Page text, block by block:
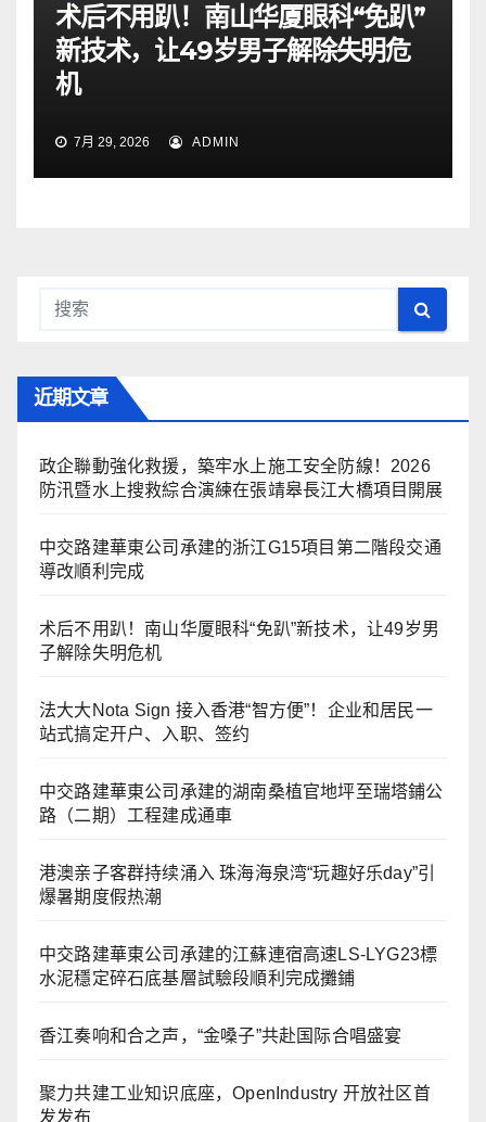
术后不用趴！南山华厦眼科“免趴”
新技术，让49岁男子解除失明危
机
7月 29, 2026 ADMIN
近期文章
政企聯動強化救援，築牢水上施工安全防線！2026
防汛暨水上搜救綜合演練在張靖皋長江大橋項目開展
中交路建華東公司承建的浙江G15項目第二階段交通
導改順利完成
术后不用趴！南山华厦眼科“免趴”新技术，让49岁男
子解除失明危机
法大大Nota Sign 接入香港“智方便”！企业和居民一
站式搞定开户、入职、签约
中交路建華東公司承建的湖南桑植官地坪至瑞塔鋪公
路（二期）工程建成通車
港澳亲子客群持续涌入 珠海海泉湾“玩趣好乐day”引
爆暑期度假热潮
中交路建華東公司承建的江蘇連宿高速LS-LYG23標
水泥穩定碎石底基層試驗段順利完成攤鋪
香江奏响和合之声，“金嗓子”共赴国际合唱盛宴
聚力共建工业知识底座，OpenIndustry 开放社区首
发发布